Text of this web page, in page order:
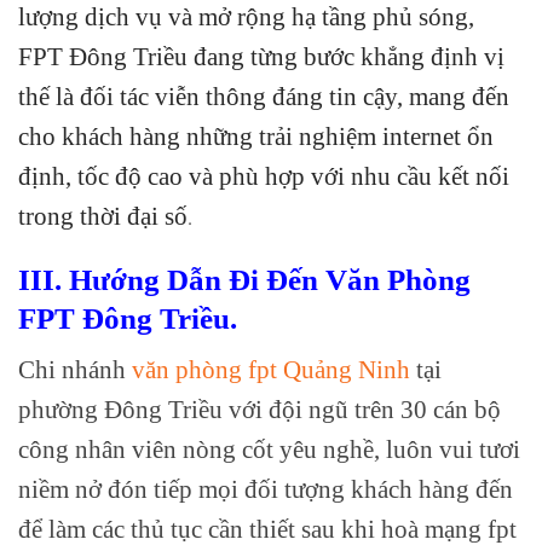
lượng dịch vụ và mở rộng hạ tầng phủ sóng,
FPT Đông Triều đang từng bước khẳng định vị
thế là đối tác viễn thông đáng tin cậy, mang đến
cho khách hàng những trải nghiệm internet ổn
định, tốc độ cao và phù hợp với nhu cầu kết nối
trong thời đại số.
III. Hướng Dẫn Đi Đến Văn Phòng
FPT Đông Triều.
Chi nhánh văn phòng fpt Quảng Ninh tại
phường Đông Triều với đội ngũ trên 30 cán bộ
công nhân viên nòng cốt yêu nghề, luôn vui tươi
niềm nở đón tiếp mọi đối tượng khách hàng đến
để làm các thủ tục cần thiết sau khi hoà mạng fpt